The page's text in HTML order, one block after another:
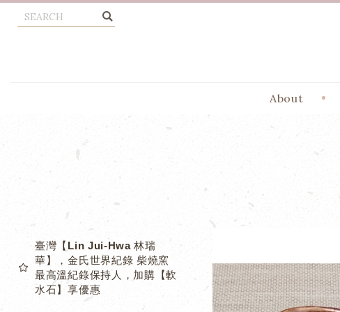
About
臺灣【Lin Jui-Hwa 林瑞
華】，金氏世界紀錄 柴燒窯
最高溫紀錄保持人，加購【軟
水石】享優惠